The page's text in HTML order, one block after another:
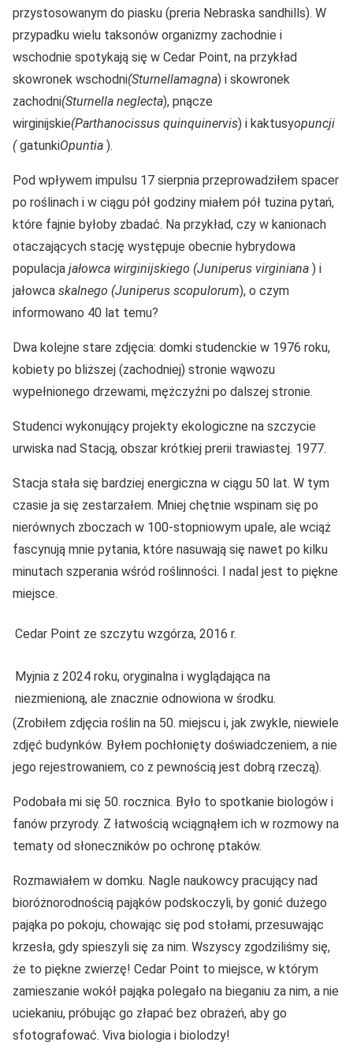
przystosowanym do piasku (preria Nebraska sandhills). W
przypadku wielu taksonów organizmy zachodnie i
wschodnie spotykają się w Cedar Point, na przykład
skowronek wschodni(Sturnellamagna) i skowronek
zachodni(Sturnella neglecta), pnącze
wirginijskie(Parthanocissus quinquinervis) i kaktusyopuncji
(gatunkiOpuntia ).
Pod wpływem impulsu 17 sierpnia przeprowadziłem spacer
po roślinach i w ciągu pół godziny miałem pół tuzina pytań,
które fajnie byłoby zbadać. Na przykład, czy w kanionach
otaczających stację występuje obecnie hybrydowa
populacja jałowca wirginijskiego (Juniperus virginiana ) i
jałowca skalnego (Juniperus scopulorum), o czym
informowano 40 lat temu?
Dwa kolejne stare zdjęcia: domki studenckie w 1976 roku,
kobiety po bliższej (zachodniej) stronie wąwozu
wypełnionego drzewami, mężczyźni po dalszej stronie.
Studenci wykonujący projekty ekologiczne na szczycie
urwiska nad Stacją, obszar krótkiej prerii trawiastej. 1977.
Stacja stała się bardziej energiczna w ciągu 50 lat. W tym
czasie ja się zestarzałem. Mniej chętnie wspinam się po
nierównych zboczach w 100-stopniowym upale, ale wciąż
fascynują mnie pytania, które nasuwają się nawet po kilku
minutach szperania wśród roślinności. I nadal jest to piękne
miejsce.
Cedar Point ze szczytu wzgórza, 2016 r.
Myjnia z 2024 roku, oryginalna i wyglądająca na
niezmienioną, ale znacznie odnowiona w środku.
(Zrobiłem zdjęcia roślin na 50. miejscu i, jak zwykle, niewiele
zdjęć budynków. Byłem pochłonięty doświadczeniem, a nie
jego rejestrowaniem, co z pewnością jest dobrą rzeczą).
Podobała mi się 50. rocznica. Było to spotkanie biologów i
fanów przyrody. Z łatwością wciągnąłem ich w rozmowy na
tematy od słoneczników po ochronę ptaków.
Rozmawiałem w domku. Nagle naukowcy pracujący nad
bioróżnorodnością pająków podskoczyli, by gonić dużego
pająka po pokoju, chowając się pod stołami, przesuwając
krzesła, gdy spieszyli się za nim. Wszyscy zgodziliśmy się,
że to piękne zwierzę! Cedar Point to miejsce, w którym
zamieszanie wokół pająka polegało na bieganiu za nim, a nie
uciekaniu, próbując go złapać bez obrażeń, aby go
sfotografować. Viva biologia i biolodzy!